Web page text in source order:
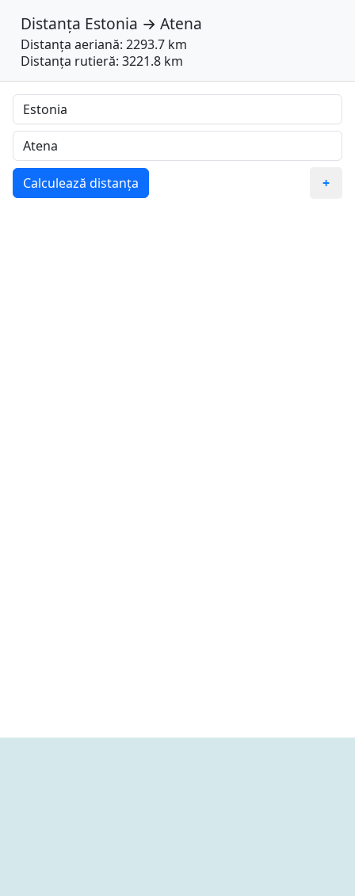
Distanța Estonia → Atena
Distanța aeriană: 2293.7 km
Distanța rutieră: 3221.8 km
Calculează distanța +